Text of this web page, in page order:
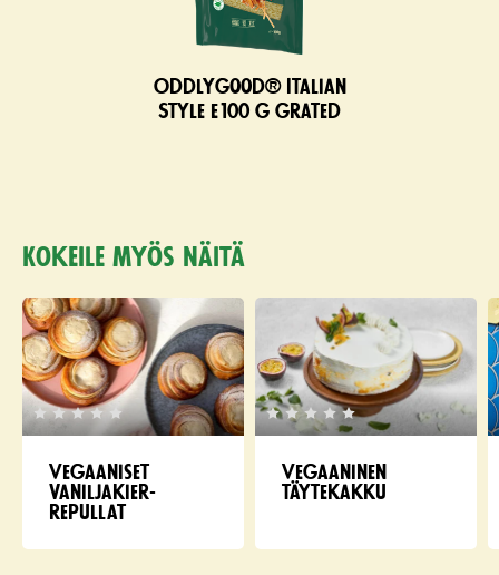
Oddlygood® Italian
Style e100 g grated
Kokeile myös näitä
Vegaaniset
vaniljakier­
repullat
Vegaaninen
täytekakku